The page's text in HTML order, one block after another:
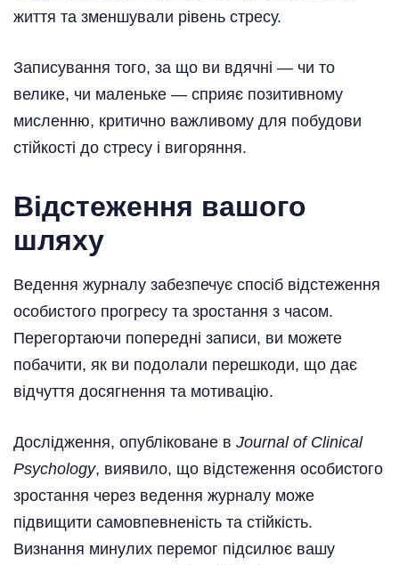
життя та зменшували рівень стресу.
Записування того, за що ви вдячні — чи то
велике, чи маленьке — сприяє позитивному
мисленню, критично важливому для побудови
стійкості до стресу і вигоряння.
Відстеження вашого
шляху
Ведення журналу забезпечує спосіб відстеження
особистого прогресу та зростання з часом.
Перегортаючи попередні записи, ви можете
побачити, як ви подолали перешкоди, що дає
відчуття досягнення та мотивацію.
Дослідження, опубліковане в Journal of Clinical
Psychology, виявило, що відстеження особистого
зростання через ведення журналу може
підвищити самовпевненість та стійкість.
Визнання минулих перемог підсилює вашу